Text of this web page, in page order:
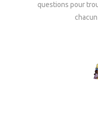
questions pour